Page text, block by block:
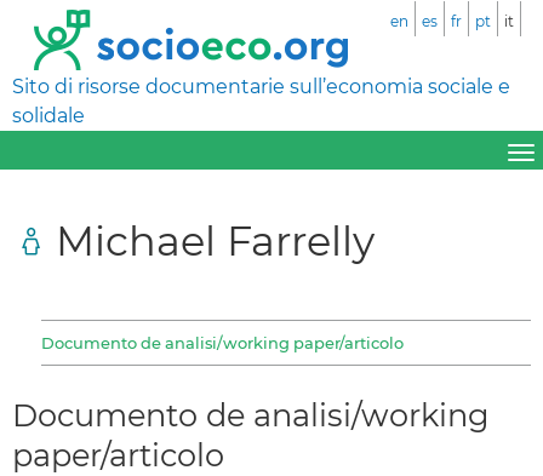
Sito di risorse documentarie sull’economia sociale e
solidale
en es fr pt it
Michael Farrelly
Documento de analisi/working paper/articolo
Documento de analisi/working
paper/articolo